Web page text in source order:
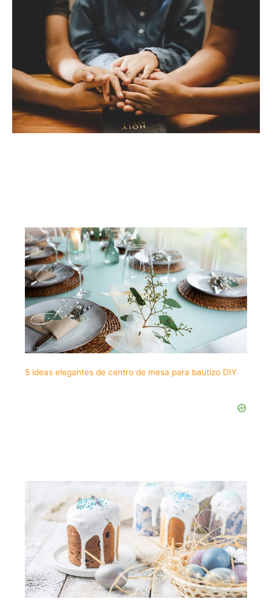
5 ideas elegantes de centro de mesa para bautizo DIY